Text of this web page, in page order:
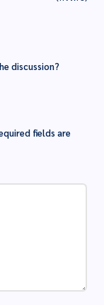
discussion?
fields are